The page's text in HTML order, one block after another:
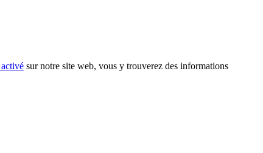
sur notre site web, vous y trouverez des informations